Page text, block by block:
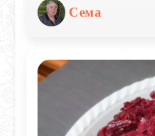
получить
делает блюдо
ароматным.
Сема